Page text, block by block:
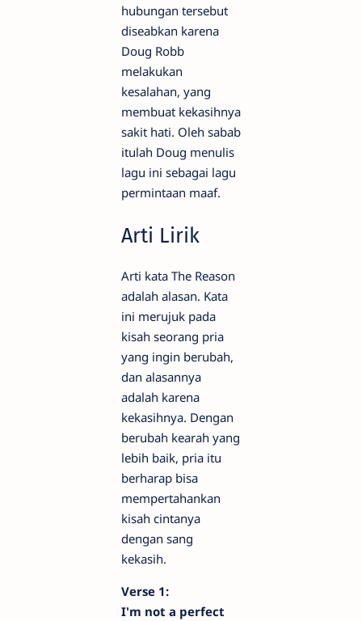
hubungan tersebut
diseabkan karena
Doug Robb
melakukan
kesalahan, yang
membuat kekasihnya
sakit hati. Oleh sabab
itulah Doug menulis
lagu ini sebagai lagu
permintaan maaf.
Arti Lirik
Arti kata The Reason
adalah alasan. Kata
ini merujuk pada
kisah seorang pria
yang ingin berubah,
dan alasannya
adalah karena
kekasihnya. Dengan
berubah kearah yang
lebih baik, pria itu
berharap bisa
mempertahankan
kisah cintanya
dengan sang
kekasih.
Verse 1:
I'm not a perfect